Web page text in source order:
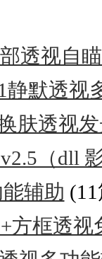
部透视自
静默透视
肤透视
（dll
能辅助
方框透视